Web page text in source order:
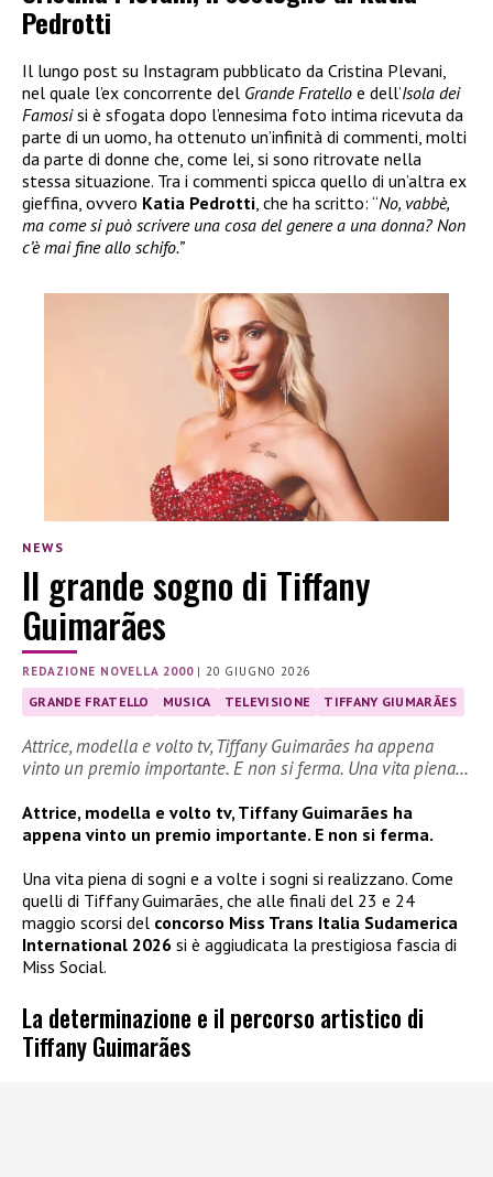
Pedrotti
Il lungo post su Instagram pubblicato da Cristina Plevani,
nel quale l’ex concorrente del Grande Fratello e dell’Isola dei
Famosisi è sfogata dopo l’ennesima foto intima ricevuta da
parte di un uomo, ha ottenuto un’infinità di commenti, molti
da parte di donne che, come lei, si sono ritrovate nella
stessa situazione. Tra i commenti spicca quello di un’altra ex
gieffina, ovvero Katia Pedrotti, che ha scritto: “No, vabbè,
ma come si può scrivere una cosa del genere a una donna? Non
c’è mai fine allo schifo.”
NEWS
Il grande sogno di Tiffany
Guimarães
REDAZIONE NOVELLA 2000|20 GIUGNO 2026
GRANDE FRATELLO MUSICA TELEVISIONE TIFFANY GIUMARÃES
Attrice, modella e volto tv, Tiffany Guimarães ha appena
vinto un premio importante. E non si ferma. Una vita piena…
Attrice, modella e volto tv, Tiffany Guimarães ha
appena vinto un premio importante. E non si ferma.
Una vita piena di sogni e a volte i sogni si realizzano. Come
quelli di Tiffany Guimarães, che alle finali del 23 e 24
maggio scorsi del concorso Miss Trans Italia Sudamerica
International 2026 si è aggiudicata la prestigiosa fascia di
Miss Social.
La determinazione e il percorso artistico di
Tiffany Guimarães